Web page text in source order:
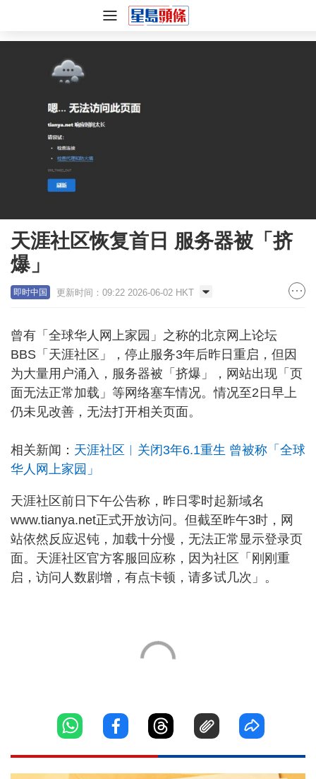
天涯社区恢复首日 服务器被「挤
爆」
即时中国 更新时间：09:22 2026-06-02 HKT
曾有「全球华人网上家园」之称的北京网上论坛
BBS「天涯社区」，停止服务3年后昨日重启，但因
为大量用户涌入，服务器被「挤爆」，网站出现「页
面无法正常加载」等网络塞车情况。情况至2日早上
仍未见改善，无法打开相关页面。
相关新闻： 天涯社区︱关闭3年6.1重生 曾被称「全球
华人网上家园」
天涯社区前日下午公告称，昨日零时起新域名
www.tianya.net正式开放访问。但截至昨午3时，网
站依然反应迟钝，加载十分慢，无法正常显示登录页
面。天涯社区官方客服回应称，因为社区「刚刚重
启，访问人数剧增，有点卡顿，请多试几次」。